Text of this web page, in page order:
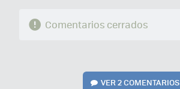
Comentarios cerrados
VER2 COMENTARIOS